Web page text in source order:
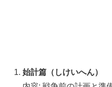
始計篇（しけいへん）